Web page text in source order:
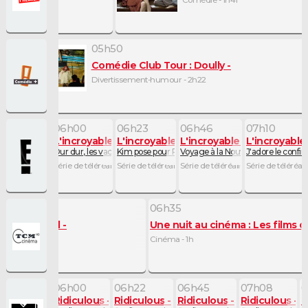
Comédie Club Tour : Doully
Divertissement-humour - 2h30
05h50
Comédie Club Tour : Doully
Divertissement-humour - 2h22
Kardashian
06h00
L'incroyable famille Kardashian
Dur dur, les vacances
Série de téléréalité - 23mn
06h23
L'incroyable famille Kardashian
Kim pose pour Reggie
Série de téléréalité - 23mn
06h46
L'incroyable famille
Voyage à la Nouvelle-Orléans
Série de téléréalité - 24mn
07h10
J'adore le
Série de
06h35
Une nuit au cinéma : Les films
Cinéma - 1h
ex
06h00
Ridiculous
06h22
Ridiculous
06h45
Ridiculous
07h08
Ridiculous